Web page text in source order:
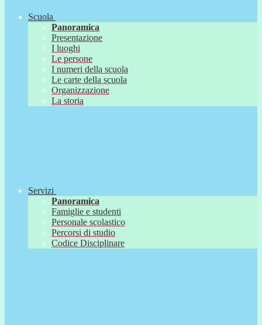
Scuola
Panoramica
Presentazione
I luoghi
Le persone
I numeri della scuola
Le carte della scuola
Organizzazione
La storia
Servizi
Panoramica
Famiglie e studenti
Personale scolastico
Percorsi di studio
Codice Disciplinare